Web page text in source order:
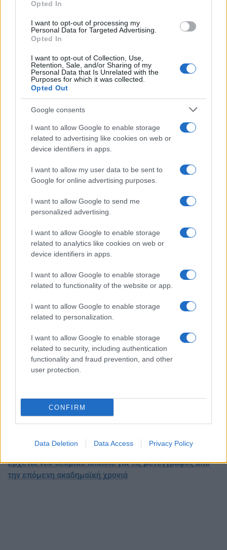
Opted In
I want to opt-out of processing my
Personal Data for Targeted Advertising.
Opted In
I want to opt-out of Collection, Use,
Retention, Sale, and/or Sharing of my
Personal Data that Is Unrelated with the
Purposes for which it was collected.
Opted Out
Google consents
I want to allow Google to enable storage
related to advertising like cookies on web or
device identifiers in apps.
I want to allow my user data to be sent to
Google for online advertising purposes.
I want to allow Google to send me
personalized advertising.
I want to allow Google to enable storage
related to analytics like cookies on web or
device identifiers in apps.
I want to allow Google to enable storage
related to functionality of the website or app.
I want to allow Google to enable storage
related to personalization.
I want to allow Google to enable storage
related to security, including authentication
functionality and fraud prevention, and other
user protection.
CONFIRM
Data Deletion Data Access Privacy Policy
Επισκέπτονται την ιστοσελίδα
https://transfer3.it.minedu.gov.gr
Χρήσιμα Έγγραφα επιλέγουν τα πρότυπα Αίτησης
Μετεγγραφής και Δήλωσης Αποποίησης αντίστοιχα. Ο
την αίτηση μετεγγραφής και ο αδελφός του την
αποποίηση δικαιώματος μετεγγραφής αντίστοιχα. Τα εν
λόγω έγγραφα αποθηκεύονται σε μορφή pdf και ο
αιτούμενος τη μετεγγραφή αδελφός αποστέλλει το
ζεύγος αίτηση μετεγγραφής-αποποίηση αδελφού ως
επισυναπτόμενα ηλεκτρονικού μηνύματος με θέμα:
στις ηλεκτρονικές διευθύνσεις:
καιegovan@minedu.gov.gr, στο διάστημα από την
20 Δεκεμβρίου 2019.
Έρχεται νέο θεσμικό πλαίσιο για τις μετεγγραφές από
την επόμενη ακαδημαϊκή χρονιά